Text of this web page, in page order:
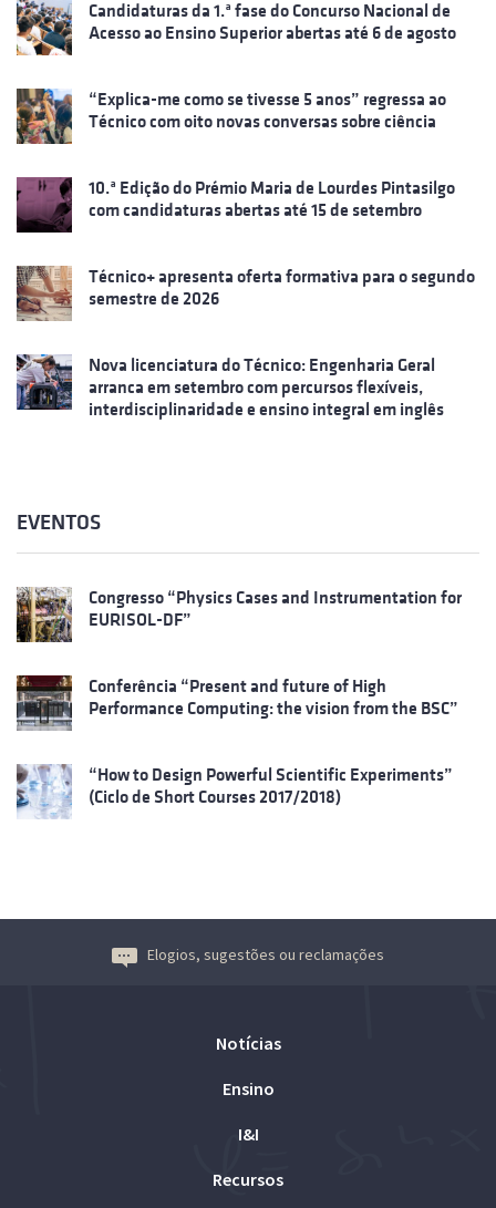
Candidaturas da 1.ª fase do Concurso Nacional de
Acesso ao Ensino Superior abertas até 6 de agosto
“Explica-me como se tivesse 5 anos” regressa ao
Técnico com oito novas conversas sobre ciência
10.ª Edição do Prémio Maria de Lourdes Pintasilgo
com candidaturas abertas até 15 de setembro
Técnico+ apresenta oferta formativa para o segundo
semestre de 2026
Nova licenciatura do Técnico: Engenharia Geral
arranca em setembro com percursos flexíveis,
interdisciplinaridade e ensino integral em inglês
EVENTOS
Congresso “Physics Cases and Instrumentation for
EURISOL-DF”
Conferência “Present and future of High
Performance Computing: the vision from the BSC”
“How to Design Powerful Scientific Experiments”
(Ciclo de Short Courses 2017/2018)
Elogios, sugestões ou reclamações
Notícias
Ensino
I&I
Recursos